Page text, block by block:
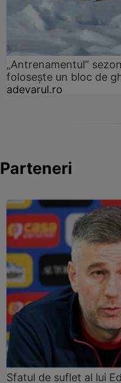
„Antrenamentul”
folosește un bloc de
adevarul.ro
Parteneri
Sfatul de suflet al lui